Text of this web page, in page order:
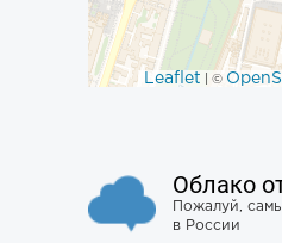
Leaflet | ©
Облако
Пожалуй,
в России